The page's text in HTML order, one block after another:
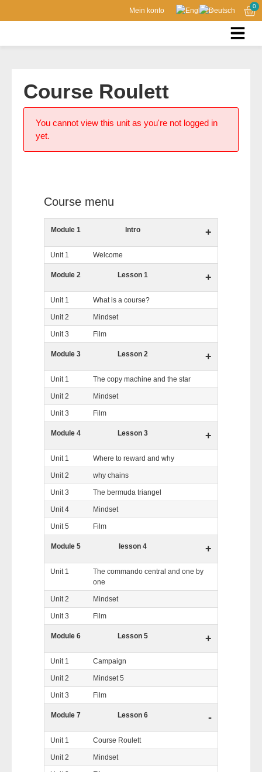
Mein konto
0
Course Roulett
You cannot view this unit as you're not logged in
yet.
Course menu
Module 1 lntro +
Unit 1 Welcome
Module 2 Lesson 1 +
Unit 1 What is a course?
Unit 2 Mindset
Unit 3 Film
Module 3 Lesson 2 +
Unit 1 The copy machine and the star
Unit 2 Mindset
Unit 3 Film
Module 4 Lesson 3 +
Unit 1 Where to reward and why
Unit 2 why chains
Unit 3 The bermuda triangel
Unit 4 Mindset
Unit 5 Film
Module 5 lesson 4 +
Unit 1
The commando central and one by
one
Unit 2 Mindset
Unit 3 Film
Module 6 Lesson 5 +
Unit 1 Campaign
Unit 2 Mindset 5
Unit 3 Film
Module 7 Lesson 6 -
Unit 1 Course Roulett
Unit 2 Mindset